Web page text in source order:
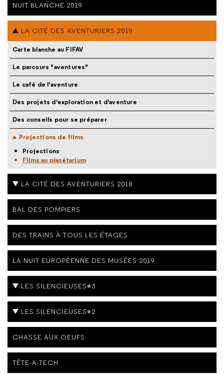
NUIT BLANCHE 2019
LA CITÉ DES AVENTURIERS 2019
Carte blanche au FIFAV
Le parcours "aventures"
Le café de l'aventure
Des projets d'exploration et d'aventure
Des conseils pour se préparer
Projections de films
Projections
Films au planétarium
LA CITÉ DES AVENTURIERS 2018
BAL DES POMPIERS
DES TRAINS À TOUS LES ÉTAGES
LA NUIT EUROPÉENNE DES MUSÉES 2019
LES SILENCIEUSES#3
LES SILENCIEUSES#2
CHASSE AUX OEUFS
TÊTE-A-TECH